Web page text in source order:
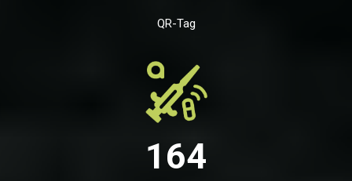
QR-Tag
164